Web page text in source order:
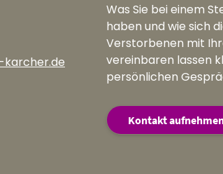
Was Sie bei einem
haben und wie sich
Verstorbenen mit
vereinbaren lassen
persönlichen
Kontakt